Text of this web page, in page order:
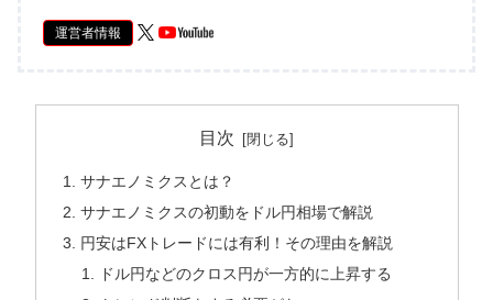
運営者情報
目次
サナエノミクスとは？
サナエノミクスの初動をドル円相場で解説
円安はFXトレードには有利！その理由を解説
ドル円などのクロス円が一方的に上昇する